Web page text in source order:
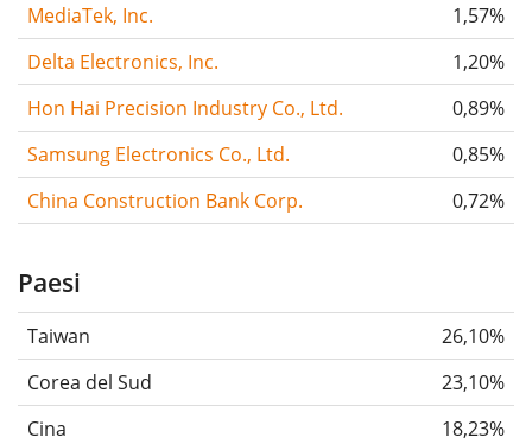
MediaTek, Inc.
1,57%
Delta Electronics, Inc.
1,20%
Hon Hai Precision Industry Co., Ltd.
0,89%
Samsung Electronics Co., Ltd.
0,85%
China Construction Bank Corp.
0,72%
Paesi
Taiwan
26,10%
Corea del Sud
23,10%
Cina
18,23%